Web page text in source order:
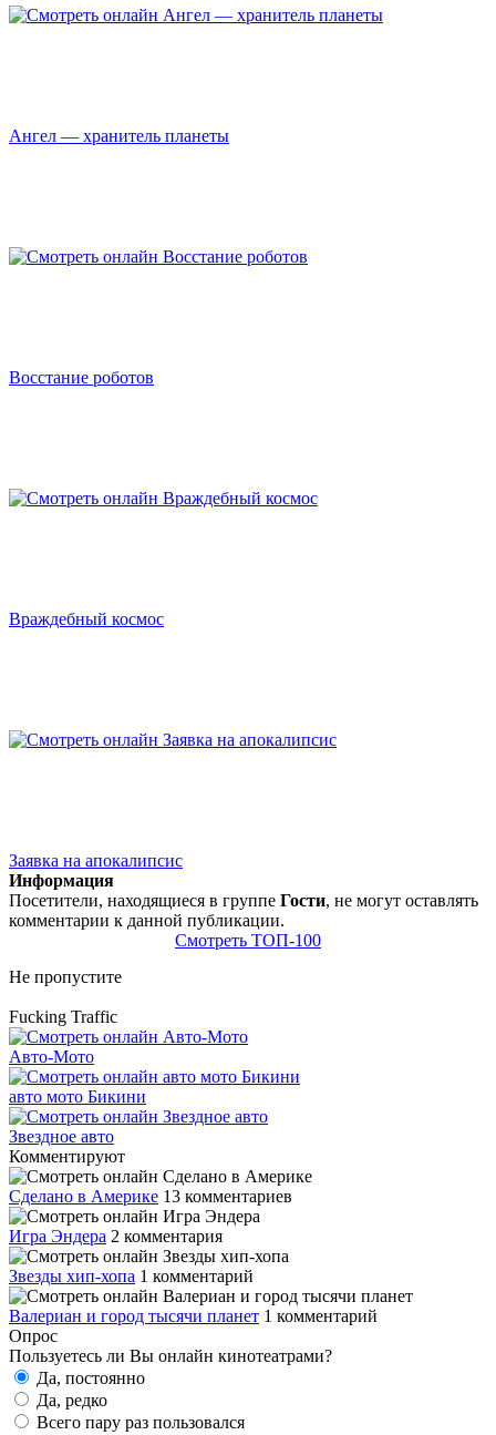
Ангел — хранитель планеты
Восстание роботов
Враждебный космос
Заявка на апокалипсис
Информация
Посетители, находящиеся в группе Гости, не могут оставлять
комментарии к данной публикации.
Смотреть ТОП-100
Не пропустите
Fucking Traffic
Авто-Мото
авто мото Бикини
Звездное авто
Комментируют
Сделано в Америке 13 комментариев
Игра Эндера 2 комментария
Звезды хип-хопа 1 комментарий
Валериан и город тысячи планет 1 комментарий
Опрос
Пользуетесь ли Вы онлайн кинотеатрами?
Да, постоянно
Да, редко
Всего пару раз пользовался